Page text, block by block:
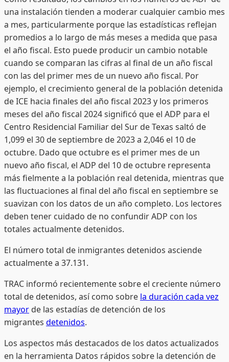
una instalación tienden a moderar cualquier cambio mes
a mes, particularmente porque las estadísticas reflejan
promedios a lo largo de más meses a medida que pasa
el año fiscal. Esto puede producir un cambio notable
cuando se comparan las cifras al final de un año fiscal
con las del primer mes de un nuevo año fiscal. Por
ejemplo, el crecimiento general de la población detenida
de ICE hacia finales del año fiscal 2023 y los primeros
meses del año fiscal 2024 significó que el ADP para el
Centro Residencial Familiar del Sur de Texas saltó de
1,099 el 30 de septiembre de 2023 a 2,046 el 10 de
octubre. Dado que octubre es el primer mes de un
nuevo año fiscal, el ADP del 10 de octubre representa
más fielmente a la población real detenida, mientras que
las fluctuaciones al final del año fiscal en septiembre se
suavizan con los datos de un año completo. Los lectores
deben tener cuidado de no confundir ADP con los
totales actualmente detenidos.
El número total de inmigrantes detenidos asciende
actualmente a 37.131.
TRAC informó recientemente sobre el creciente número
total de detenidos, así como sobre la duración cada vez
mayor de las estadías de detención de los
migrantes detenidos.
Los aspectos más destacados de los datos actualizados
en la herramienta Datos rápidos sobre la detención de